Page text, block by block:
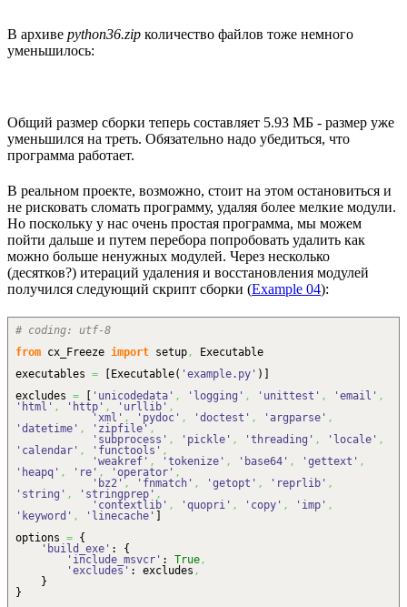
В архиве python36.zip количество файлов тоже немного
уменьшилось:
Общий размер сборки теперь составляет 5.93 МБ - размер уже
уменьшился на треть. Обязательно надо убедиться, что
программа работает.
В реальном проекте, возможно, стоит на этом остановиться и
не рисковать сломать программу, удаляя более мелкие модули.
Но поскольку у нас очень простая программа, мы можем
пойти дальше и путем перебора попробовать удалить как
можно больше ненужных модулей. Через несколько
(десятков?) итераций удаления и восстановления модулей
получился следующий скрипт сборки (Example 04):
# coding: utf-8
from cx_Freeze import setup,
Executable
executables = Executable( 'example.py' )
excludes = 'unicodedata' , 'logging' , 'unittest' , 'email' ,
'html' , 'http' , 'urllib' ,
'xml' , 'pydoc' , 'doctest' , 'argparse' ,
'datetime' , 'zipfile' ,
'subprocess' , 'pickle' , 'threading' , 'locale' ,
'calendar' , 'functools' ,
'weakref' , 'tokenize' , 'base64' , 'gettext' ,
'heapq' , 're' , 'operator' ,
'bz2' , 'fnmatch' , 'getopt' , 'reprlib' ,
'string' , 'stringprep' ,
'contextlib' , 'quopri' , 'copy' , 'imp' ,
'keyword' , 'linecache'
options = {
'build_exe' : {
'include_msvcr' : True,
'excludes' : excludes ,
}
}